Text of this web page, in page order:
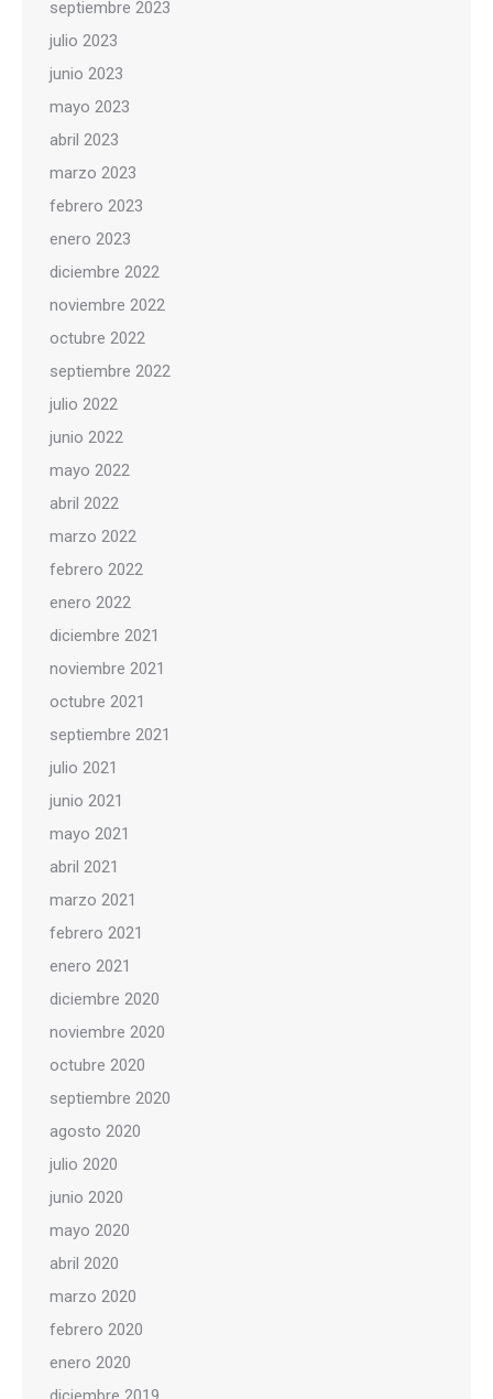
septiembre 2023
julio 2023
junio 2023
mayo 2023
abril 2023
marzo 2023
febrero 2023
enero 2023
diciembre 2022
noviembre 2022
octubre 2022
septiembre 2022
julio 2022
junio 2022
mayo 2022
abril 2022
marzo 2022
febrero 2022
enero 2022
diciembre 2021
noviembre 2021
octubre 2021
septiembre 2021
julio 2021
junio 2021
mayo 2021
abril 2021
marzo 2021
febrero 2021
enero 2021
diciembre 2020
noviembre 2020
octubre 2020
septiembre 2020
agosto 2020
julio 2020
junio 2020
mayo 2020
abril 2020
marzo 2020
febrero 2020
enero 2020